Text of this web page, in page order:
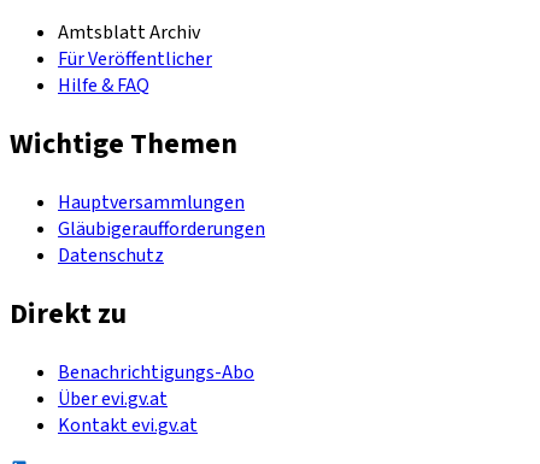
Amtsblatt Archiv
Für Veröffentlicher
Hilfe & FAQ
Wichtige Themen
Hauptversammlungen
Gläubigeraufforderungen
Datenschutz
Direkt zu
Benachrichtigungs-Abo
Über evi.gv.at
Kontakt evi.gv.at